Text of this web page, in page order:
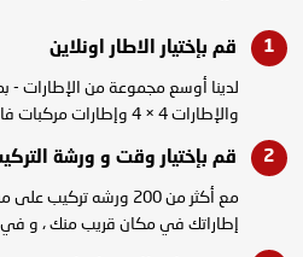
قم بإختيار الاطار اونلاين
لدينا أوسع مجموعة من الإطارات -
والإطارات 4 × 4 وإطارات مركبات فان / بيك آب.
قم بإختيار وقت و ورشة
مع أكثر من 200 ورشه
إطاراتك في مكان قريب منك ، و في